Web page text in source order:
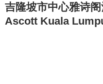
吉隆坡市中心雅诗
Ascott Kuala